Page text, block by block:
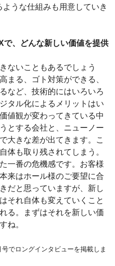
うな仕組みも用意していき
、どんな新しい価値を提供
ないこともあるでしょう
まる、ゴト対策ができる、
など、技術的にはいろいろ
タル化によるメリットはい
値観が変わってきている中
とする会社と、ニューノー
大きな差が出てきます。こ
体も取り残されてしまう。
一番の危機感です。お客様
来はホール様のご要望に合
だと思っていますが、新し
それ自体も変えていくこと
る。まずはそれを新しい価
ね。
でロングインタビューを掲載しま